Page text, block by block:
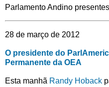
Parlamento Andino
28 de março de 2012
O presidente do
Permanente da OEA
Esta manhã Randy Hoback